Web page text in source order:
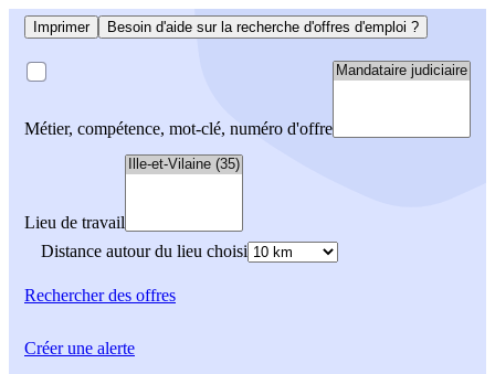
Imprimer Besoin d'aide sur la recherche d'offres d'emploi ?
Métier, compétence, mot-clé, numéro d'offre
Lieu de travail
Distance autour du lieu choisi
Rechercherdes offres
Créer une alerte